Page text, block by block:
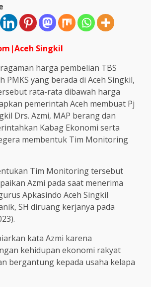
Singkil
harga pembelian TBS
PMKS yang berada di Aceh Singkil,
rata-rata dibawah harga
pemerintah Aceh membuat Pj
Drs. Azmi, MAP berang dan
Kabag Ekonomi serta
membentuk Tim Monitoring
Tim Monitoring tersebut
Azmi pada saat menerima
Apkasindo Aceh Singkil
SH diruang kerjanya pada
kata Azmi karena
kehidupan ekonomi rakyat
bergantung kepada usaha kelapa